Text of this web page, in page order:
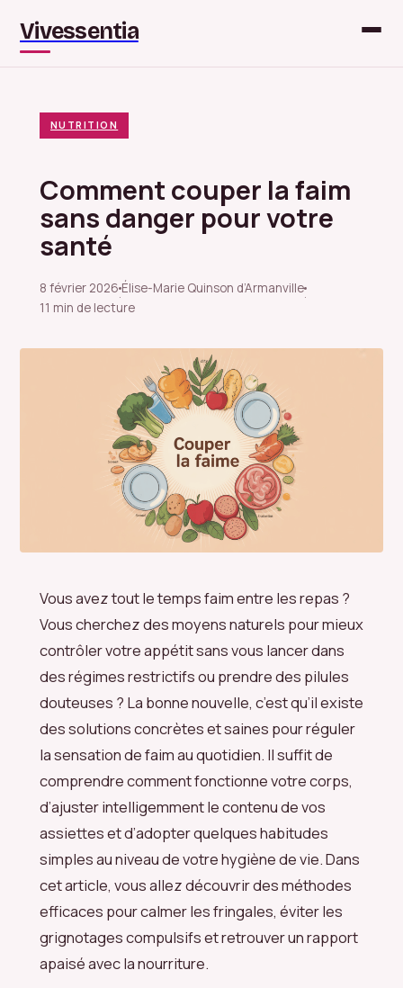
Vivessentia
NUTRITION
Comment couper la faim
sans danger pour votre
santé
8 février 2026
·
Élise-Marie Quinson d’Armanville
·
11 min de lecture
Vous avez tout le temps faim entre les repas ?
Vous cherchez des moyens naturels pour mieux
contrôler votre appétit sans vous lancer dans
des régimes restrictifs ou prendre des pilules
douteuses ? La bonne nouvelle, c’est qu’il existe
des solutions concrètes et saines pour réguler
la sensation de faim au quotidien. Il suffit de
comprendre comment fonctionne votre corps,
d’ajuster intelligemment le contenu de vos
assiettes et d’adopter quelques habitudes
simples au niveau de votre hygiène de vie. Dans
cet article, vous allez découvrir des méthodes
efficaces pour calmer les fringales, éviter les
grignotages compulsifs et retrouver un rapport
apaisé avec la nourriture.